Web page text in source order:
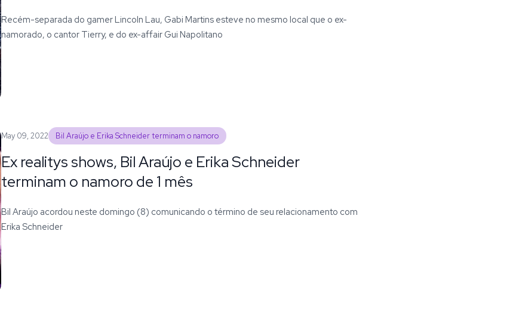
Recém-separada do gamer Lincoln Lau, Gabi Martins esteve no mesmo local que o ex-
namorado, o cantor Tierry, e do ex-affair Gui Napolitano
May 09, 2022 Bil Araújo e Erika Schneider terminam o namoro
Ex realitys shows, Bil Araújo e Erika Schneider
terminam o namoro de 1 mês
Bil Araújo acordou neste domingo (8) comunicando o término de seu relacionamento com
Erika Schneider